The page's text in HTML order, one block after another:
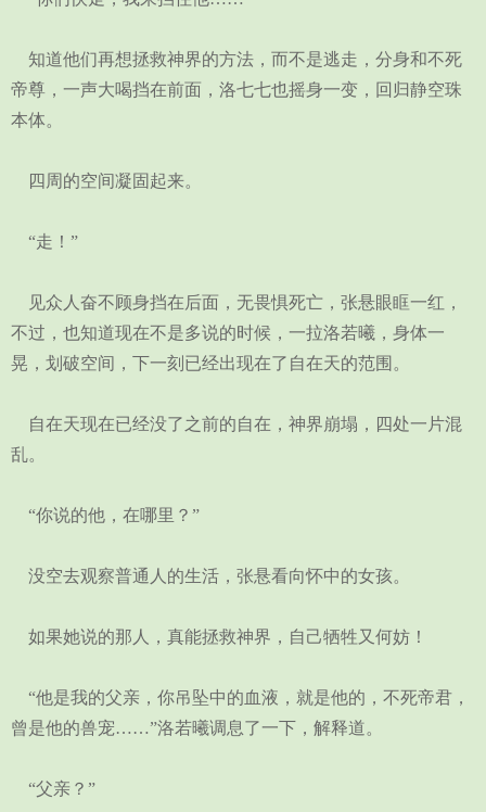
知道他们再想拯救神界的方法，而不是逃走，分身和不死
帝尊，一声大喝挡在前面，洛七七也摇身一变，回归静空珠
本体。
四周的空间凝固起来。
“走！”
见众人奋不顾身挡在后面，无畏惧死亡，张悬眼眶一红，
不过，也知道现在不是多说的时候，一拉洛若曦，身体一
晃，划破空间，下一刻已经出现在了自在天的范围。
自在天现在已经没了之前的自在，神界崩塌，四处一片混
乱。
“你说的他，在哪里？”
没空去观察普通人的生活，张悬看向怀中的女孩。
如果她说的那人，真能拯救神界，自己牺牲又何妨！
“他是我的父亲，你吊坠中的血液，就是他的，不死帝君，
曾是他的兽宠……”洛若曦调息了一下，解释道。
“父亲？”